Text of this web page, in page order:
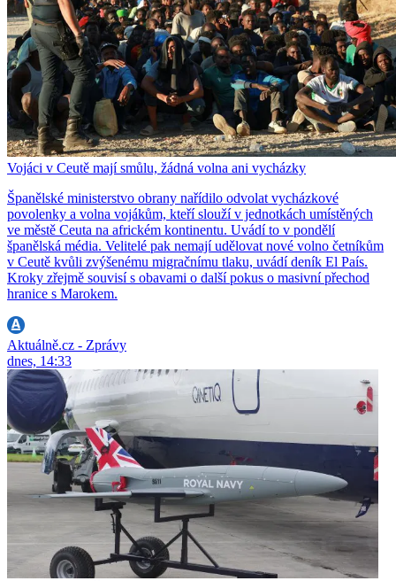
Vojáci v Ceutě mají smůlu, žádná volna ani vycházky
Španělské ministerstvo obrany nařídilo odvolat vycházkové
povolenky a volna vojákům, kteří slouží v jednotkách umístěných
ve městě Ceuta na africkém kontinentu. Uvádí to v pondělí
španělská média. Velitelé pak nemají udělovat nové volno četníkům
v Ceutě kvůli zvýšenému migračnímu tlaku, uvádí deník El País.
Kroky zřejmě souvisí s obavami o další pokus o masivní přechod
hranice s Marokem.
Aktuálně.cz - Zprávy
dnes, 14:33